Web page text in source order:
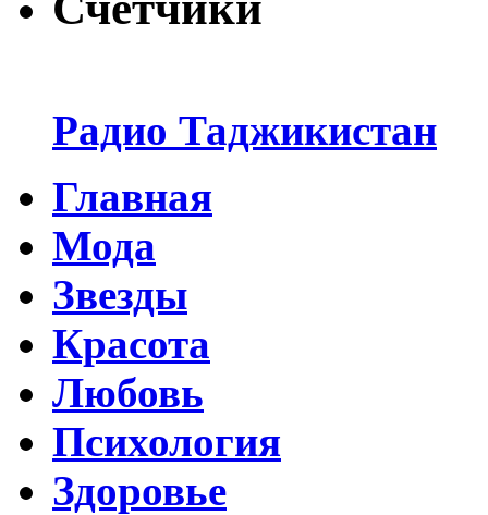
Радио Таджикистан
Главная
Мода
Звезды
Красота
Любовь
Психология
Здоровье